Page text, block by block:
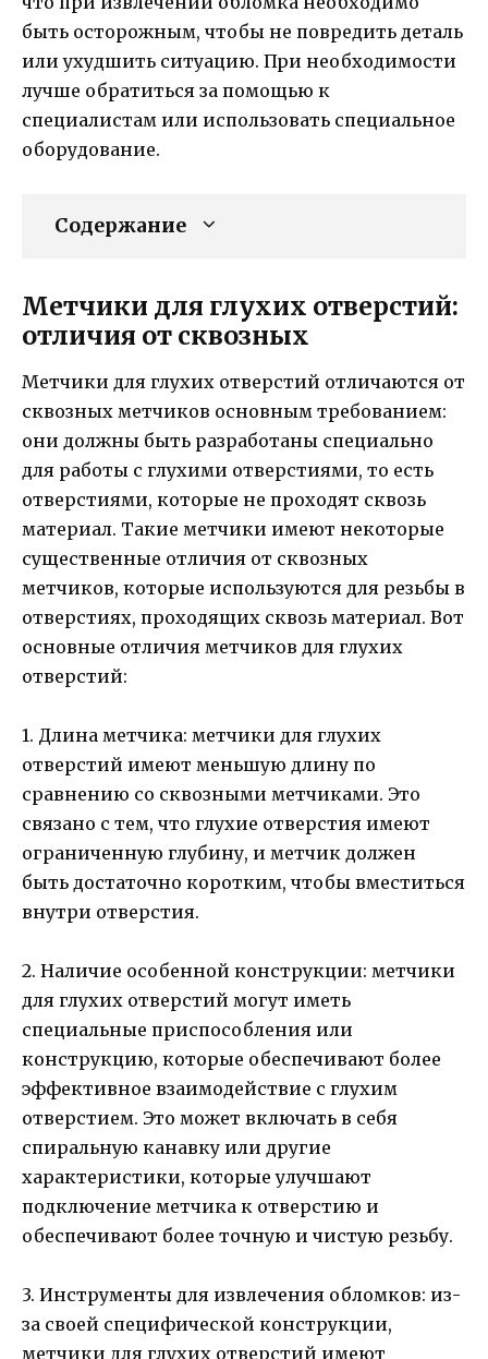
быть осторожным, чтобы не повредить деталь
или ухудшить ситуацию. При необходимости
лучше обратиться за помощью к
специалистам или использовать специальное
оборудование.
Содержание
Метчики для глухих отверстий:
отличия от сквозных
Метчики для глухих отверстий отличаются от
сквозных метчиков основным требованием:
они должны быть разработаны специально
для работы с глухими отверстиями, то есть
отверстиями, которые не проходят сквозь
материал. Такие метчики имеют некоторые
существенные отличия от сквозных
метчиков, которые используются для резьбы в
отверстиях, проходящих сквозь материал. Вот
основные отличия метчиков для глухих
отверстий:
1. Длина метчика: метчики для глухих
отверстий имеют меньшую длину по
сравнению со сквозными метчиками. Это
связано с тем, что глухие отверстия имеют
ограниченную глубину, и метчик должен
быть достаточно коротким, чтобы вместиться
внутри отверстия.
2. Наличие особенной конструкции: метчики
для глухих отверстий могут иметь
специальные приспособления или
конструкцию, которые обеспечивают более
эффективное взаимодействие с глухим
отверстием. Это может включать в себя
спиральную канавку или другие
характеристики, которые улучшают
подключение метчика к отверстию и
обеспечивают более точную и чистую резьбу.
3. Инструменты для извлечения обломков: из-
за своей специфической конструкции,
метчики для глухих отверстий имеют